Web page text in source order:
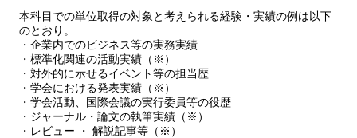
本科目での単位取得の対象と考えられる経験・実績の例は以下
のとおり。
・企業内でのビジネス等の実務実績
・標準化関連の活動実績（※）
・対外的に示せるイベント等の担当歴
・学会における発表実績（※）
・学会活動、国際会議の実行委員等の役歴
・ジャーナル・論文の執筆実績（※）
・レビュー ・ 解説記事等（※）